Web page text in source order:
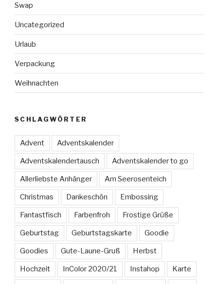
Swap
Uncategorized
Urlaub
Verpackung
Weihnachten
SCHLAGWÖRTER
Advent Adventskalender
Adventskalendertausch Adventskalender to go
Allerliebste Anhänger Am Seerosenteich
Christmas Dankeschön Embossing
Fantastfisch Farbenfroh Frostige Grüße
Geburtstag Geburtstagskarte Goodie
Goodies Gute-Laune-Gruß Herbst
Hochzeit InColor 2020/21 Instahop Karte